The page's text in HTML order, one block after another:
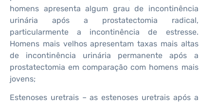
homens apresenta algum grau de incontinência
urinária após a prostatectomia radical,
particularmente a incontinência de estresse.
Homens mais velhos apresentam taxas mais altas
de incontinência urinária permanente após a
prostatectomia em comparação com homens mais
jovens;
Estenoses uretrais – as estenoses uretrais após a